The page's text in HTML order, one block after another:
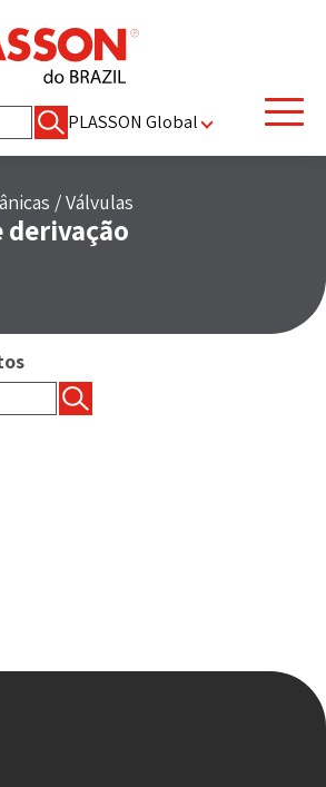
PLASSON Global
/Válvulas
derivação